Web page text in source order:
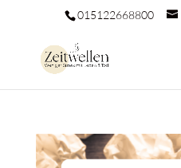
015122668800